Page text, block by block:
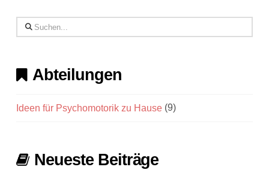
Search
Abteilungen
Ideen für Psychomotorik zu Hause(9)
Neueste Beiträge